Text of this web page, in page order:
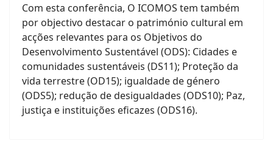
Com esta conferência, O ICOMOS tem também
por objectivo destacar o património cultural em
acções relevantes para os Objetivos do
Desenvolvimento Sustentável (ODS): Cidades e
comunidades sustentáveis (DS11); Proteção da
vida terrestre (OD15); igualdade de género
(ODS5); redução de desigualdades (ODS10); Paz,
justiça e instituições eficazes (ODS16).